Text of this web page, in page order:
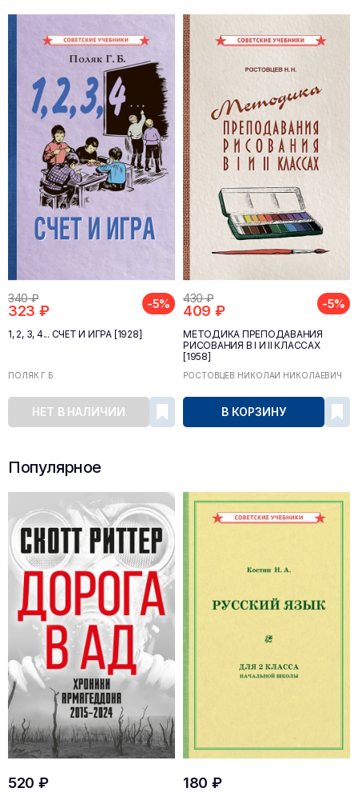
340 ₽
323 ₽ -5%
1, 2, 3, 4... СЧЁТ И ИГРА [1928]
ПОЛЯК Г.Б.
НЕТ В НАЛИЧИИ
430 ₽
409 ₽ -5%
МЕТОДИКА ПРЕПОДАВАНИЯ
РИСОВАНИЯ В I И II КЛАССАХ
[1958]
РОСТОВЦЕВ НИКОЛАЙ НИКОЛАЕВИЧ
В КОРЗИНУ
Популярное
520 ₽ 180 ₽